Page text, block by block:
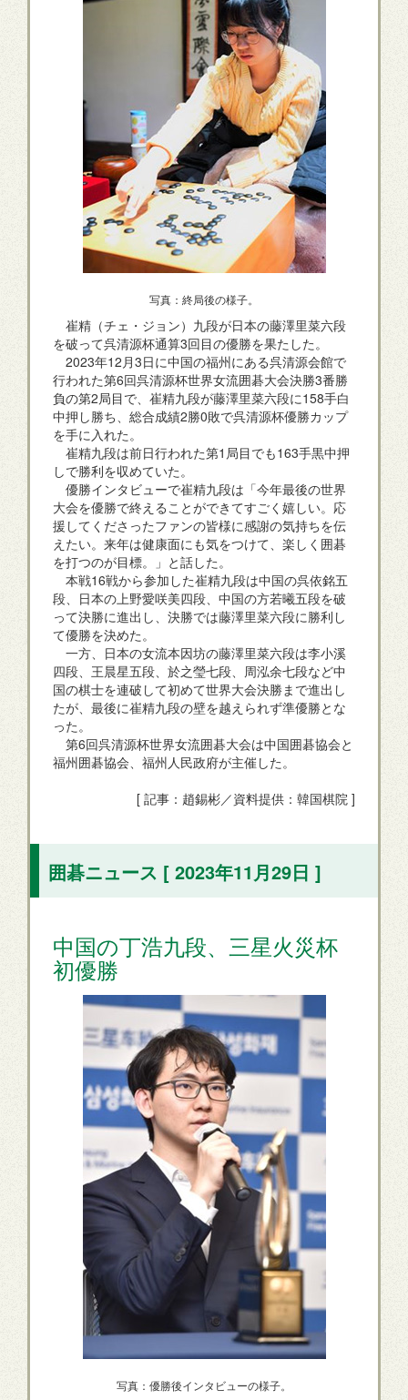
写真：終局後の様子。
崔精（チェ・ジョン）九段が日本の藤澤里菜六段
を破って呉清源杯通算3回目の優勝を果たした。
2023年12月3日に中国の福州にある呉清源会館で
行われた第6回呉清源杯世界女流囲碁大会決勝3番勝
負の第2局目で、崔精九段が藤澤里菜六段に158手白
中押し勝ち、総合成績2勝0敗で呉清源杯優勝カップ
を手に入れた。
崔精九段は前日行われた第1局目でも163手黒中押
しで勝利を収めていた。
優勝インタビューで崔精九段は「今年最後の世界
大会を優勝で終えることができてすごく嬉しい。応
援してくださったファンの皆様に感謝の気持ちを伝
えたい。来年は健康面にも気をつけて、楽しく囲碁
を打つのが目標。」と話した。
本戦16戦から参加した崔精九段は中国の呉依銘五
段、日本の上野愛咲美四段、中国の方若曦五段を破
って決勝に進出し、決勝では藤澤里菜六段に勝利し
て優勝を決めた。
一方、日本の女流本因坊の藤澤里菜六段は李小溪
四段、王晨星五段、於之瑩七段、周泓余七段など中
国の棋士を連破して初めて世界大会決勝まで進出し
たが、最後に崔精九段の壁を越えられず準優勝とな
った。
第6回呉清源杯世界女流囲碁大会は中国囲碁協会と
福州囲碁協会、福州人民政府が主催した。
[ 記事：趙錫彬／資料提供：韓国棋院 ]
囲碁ニュース [ 2023年11月29日 ]
中国の丁浩九段、三星火災杯
初優勝
写真：優勝後インタビューの様子。